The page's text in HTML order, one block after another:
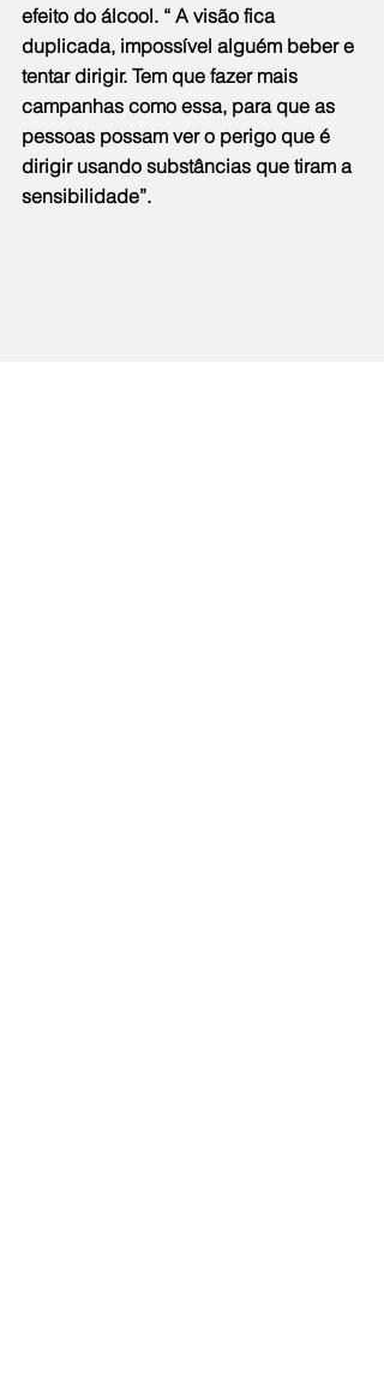
efeito do álcool. “ A visão fica
duplicada, impossível alguém beber e
tentar dirigir. Tem que fazer mais
campanhas como essa, para que as
pessoas possam ver o perigo que é
dirigir usando substâncias que tiram a
sensibilidade”.